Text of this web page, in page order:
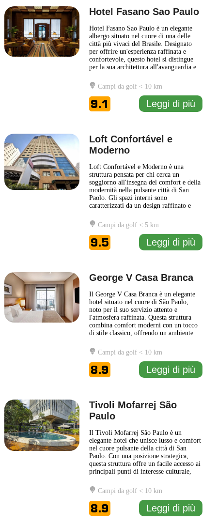
Hotel Fasano Sao Paulo
Hotel Fasano Sao Paulo è un elegante
albergo situato nel cuore di una delle
città più vivaci del Brasile. Designato
per offrire un'esperienza raffinata e
confortevole, questo hotel si distingue
per la sua architettura all'avanguardia e
elementi moderni e classici. Ogni camera
è progettata con attenzione ai dettagli,
offrendo un'atmosfera intima e
accogliente, perfetta
... Leggi di più
Campi da golf < 10 km
9.1 Leggi di più
Loft Confortável e
Moderno
Loft Confortável e Moderno è una
struttura pensata per chi cerca un
soggiorno all'insegna del comfort e della
modernità nella pulsante città di San
Paolo. Gli spazi interni sono
caratterizzati da un design raffinato e
funzionalità, rendendo ogni angolo
accogliente e distinto. Il Loft
Confortável e Moderno offre una gamma
di servizi pensati per soddisfare le
esigenze
... Leggi di più
Campi da golf < 5 km
9.5 Leggi di più
George V Casa Branca
Il George V Casa Branca è un elegante
hotel situato nel cuore di São Paulo,
noto per il suo servizio attento e
l'atmosfera raffinata. Questa struttura
combina comfort moderni con un tocco
di stile classico, offrendo un ambiente
d'affari che in vacanza. Ogni camera del
George V Casa Branca è progettata con
attenzione ai dettagli e dispone di arredi
di alta... Leggi di più
Campi da golf < 10 km
8.9 Leggi di più
Tivoli Mofarrej São
Paulo
Il Tivoli Mofarrej São Paulo è un
elegante hotel che unisce lusso e comfort
nel cuore pulsante della città di San
Paolo. Con una posizione strategica,
questa struttura offre un facile accesso ai
principali punti di interesse culturale,
metropoli brasiliana. Gli ospiti possono
godere di un'accoglienza calorosa e di un
servizio attento, pensato per soddisfare
ogni esigenza. Le
... Leggi di più
Campi da golf < 10 km
8.9 Leggi di più